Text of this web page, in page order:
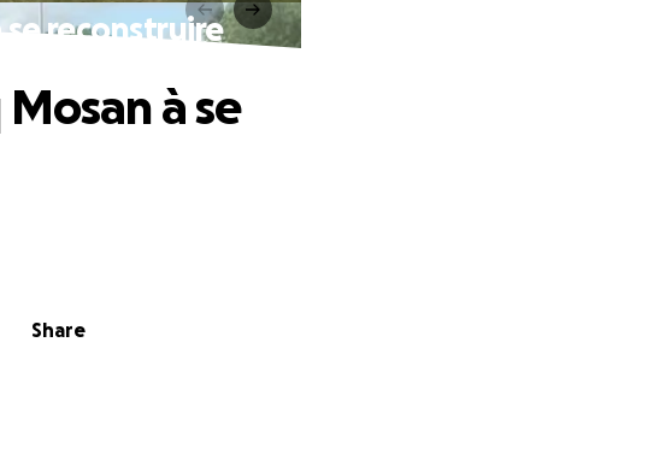
se reconstruire
Share
à se